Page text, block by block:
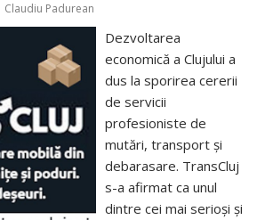
Claudiu Padurean
Dezvoltarea
economică a Clujului a
dus la sporirea cererii
de servicii
profesioniste de
mutări, transport şi
debarasare. TransCluj
s-a afirmat ca unul
dintre cei mai serioşi şi